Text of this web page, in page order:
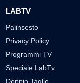
LABTV
Palinsesto
Privacy Policy
Programmi TV
Speciale LabTv